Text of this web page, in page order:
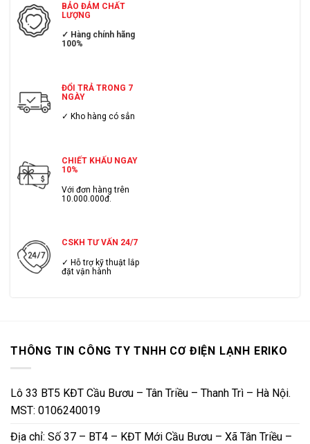
BẢO ĐẢM CHẤT
LƯỢNG
✓ Hàng chính hãng
100%
ĐỔI TRẢ TRONG 7
NGÀY
✓ Kho hàng có sẳn
CHIẾT KHẤU NGAY
10%
Với đơn hàng trên
10.000.000đ.
CSKH TƯ VẤN 24/7
✓ Hỗ trợ kỹ thuật lắp
đặt vận hành
THÔNG TIN CÔNG TY TNHH CƠ ĐIỆN LẠNH ERIKO
Lô 33 BT5 KĐT Cầu Bươu – Tân Triều – Thanh Trì – Hà Nội.
MST: 0106240019
Địa chỉ: Số 37 – BT4 – KĐT Mới Cầu Bươu – Xã Tân Triều –